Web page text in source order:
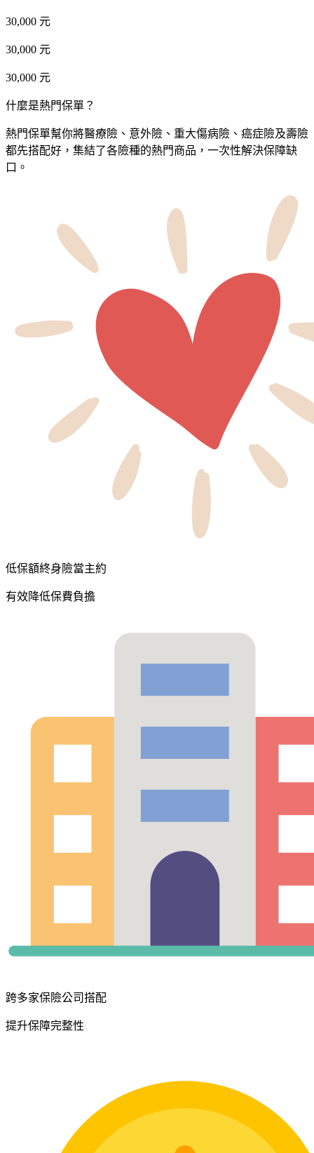
30,000 元
30,000 元
30,000 元
什麼是熱門保單？
熱門保單幫你將醫療險、意外險、重大傷病險、癌症險及壽險
都先搭配好，集結了各險種的熱門商品，一次性解決保障缺
口。
低保額終身險當主約
有效降低保費負擔
跨多家保險公司搭配
提升保障完整性